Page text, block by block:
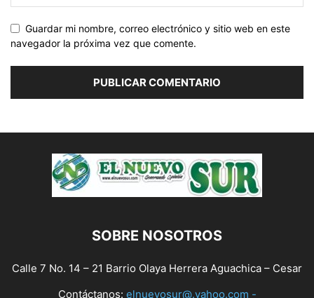
Guardar mi nombre, correo electrónico y sitio web en este
navegador la próxima vez que comente.
SOBRE NOSOTROS
Calle 7 No. 14 – 21 Barrio Olaya Herrera Aguachica – Cesar
Contáctanos: elnuevosur@.yahoo.com -